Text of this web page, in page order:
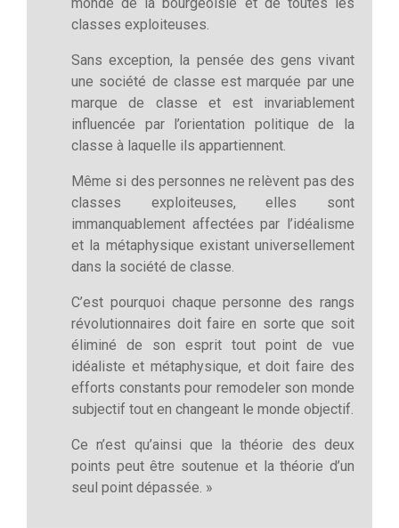
classes exploiteuses.
Sans exception, la pensée des gens vivant
une société de classe est marquée par une
marque de classe et est invariablement
influencée par l’orientation politique de la
classe à laquelle ils appartiennent.
Même si des personnes ne relèvent pas des
classes exploiteuses, elles sont
immanquablement affectées par l’idéalisme
et la métaphysique existant universellement
dans la société de classe.
C’est pourquoi chaque personne des rangs
révolutionnaires doit faire en sorte que soit
éliminé de son esprit tout point de vue
idéaliste et métaphysique, et doit faire des
efforts constants pour remodeler son monde
subjectif tout en changeant le monde objectif.
Ce n’est qu’ainsi que la théorie des deux
points peut être soutenue et la théorie d’un
seul point dépassée. »